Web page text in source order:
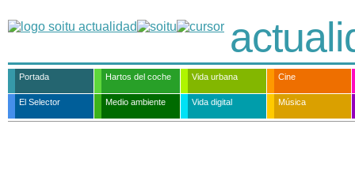
Portada Hartos del coche Vida urbana Cine
El Selector Medio ambiente Vida digital Música